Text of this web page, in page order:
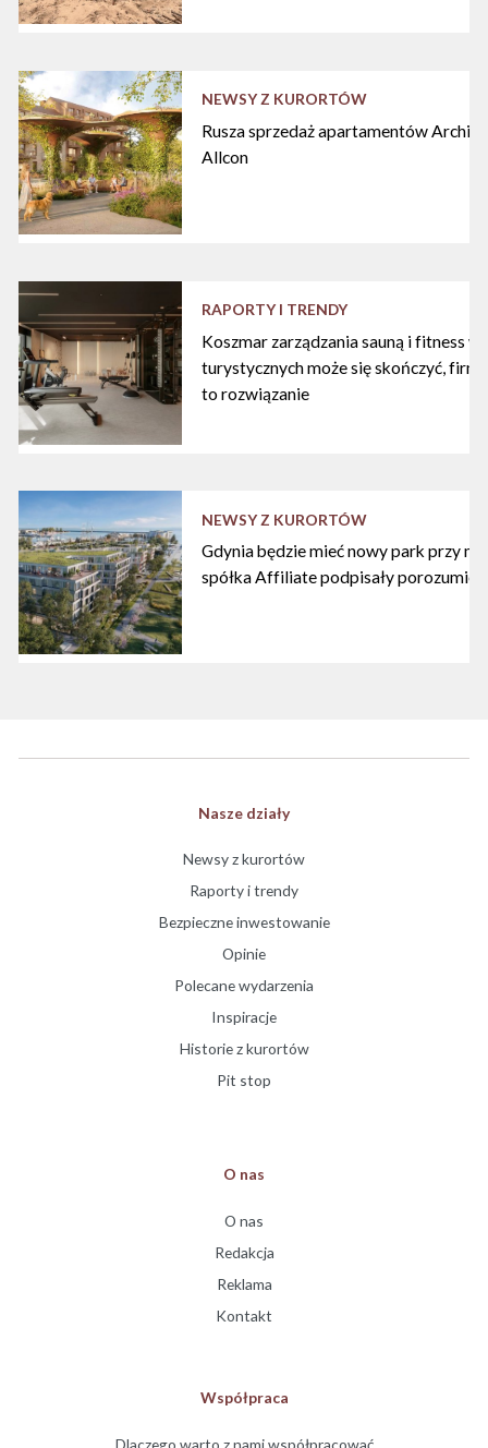
NEWSY Z KURORTÓW
Rusza sprzedaż apartamentów
Allcon
RAPORTY I TRENDY
Koszmar zarządzania sauną i fitness w
turystycznych może się skończyć,
to rozwiązanie
NEWSY Z KURORTÓW
Gdynia będzie mieć nowy park przy
spółka Affiliate podpisały
Nasze działy
Newsy z kurortów
Raporty i trendy
Bezpieczne inwestowanie
Opinie
Polecane wydarzenia
Inspiracje
Historie z kurortów
Pit stop
O nas
O nas
Redakcja
Reklama
Kontakt
Współpraca
Dlaczego warto z nami współpracować